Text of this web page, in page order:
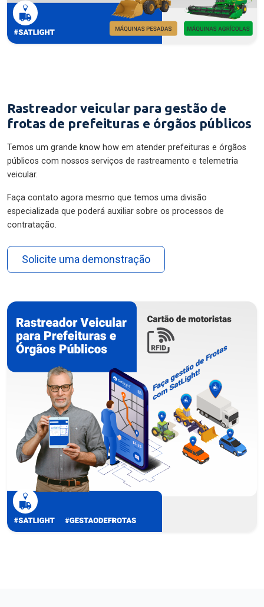
Rastreador veicular para gestão de
frotas de prefeituras e órgãos públicos
Temos um grande know how em atender prefeituras e órgãos
públicos com nossos serviços de rastreamento e telemetria
veicular.
Faça contato agora mesmo que temos uma divisão
especializada que poderá auxiliar sobre os processos de
contratação.
Solicite uma demonstração